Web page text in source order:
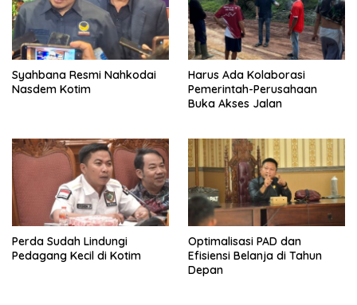
Syahbana Resmi Nahkodai
Nasdem Kotim
Harus Ada Kolaborasi
Pemerintah-Perusahaan
Buka Akses Jalan
Perda Sudah Lindungi
Pedagang Kecil di Kotim
Optimalisasi PAD dan
Efisiensi Belanja di Tahun
Depan